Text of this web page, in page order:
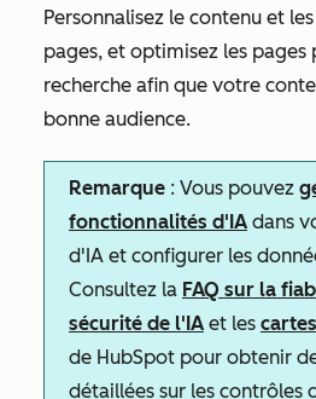
Personnalisez le contenu et
pages, et optimisez les pages
recherche afin que votre
bonne audience.
Remarque : Vous pouvez
fonctionnalités d'IA dans
d'IA et configurer les
Consultez la FAQ sur la
sécurité de l'IA et les
de HubSpot pour obtenir
détaillées sur les contrôles